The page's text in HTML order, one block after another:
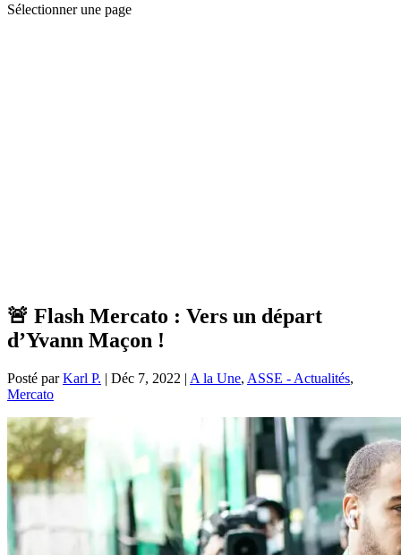
Sélectionner une page
🚨 Flash Mercato : Vers un départ
d’Yvann Maçon !
Posté parKarl P. | Déc 7, 2022 | A la Une, ASSE - Actualités,
Mercato